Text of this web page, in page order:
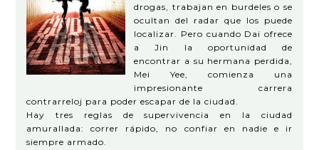
drogas, trabajan en burdeles o se
ocultan del radar que los puede
localizar. Pero cuando Dai ofrece
a Jin la oportunidad de
encontrar a su hermana perdida,
Mei Yee, comienza una
impresionante carrera
contrarreloj para poder escapar de la ciudad.
Hay tres reglas de supervivencia en la ciudad
amurallada: correr rápido, no confiar en nadie e ir
siempre armado.